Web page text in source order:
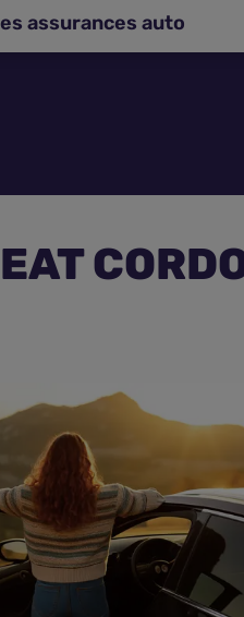
assurances auto